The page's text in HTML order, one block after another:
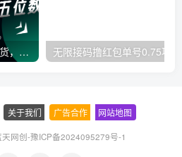
全自动闲鱼托管式电商带货，一部手机和一个闲鱼号就可以开干，轻松实现月入五位数
关于我们 广告合作 网站地图
天网创-豫ICP备2024095279号-1